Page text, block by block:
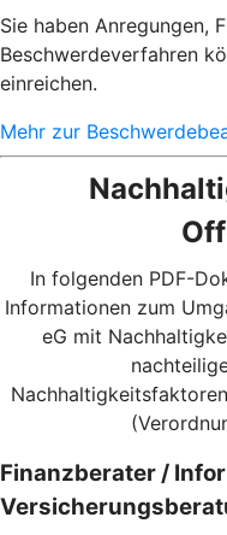
Sie haben Anregungen,
Beschwerdeverfahren
einreichen.
Mehr zur
In folgenden PDF-
Informationen zum
eG mit
Finanzberater /